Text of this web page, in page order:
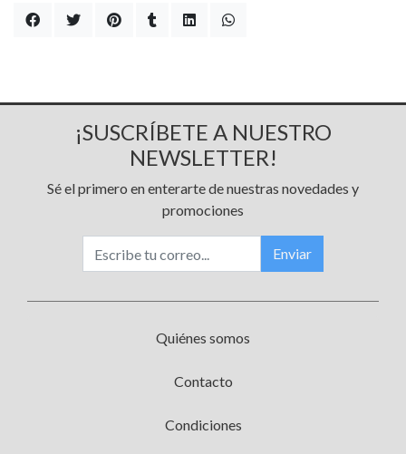
¡SUSCRÍBETE A NUESTRO
NEWSLETTER!
Sé el primero en enterarte de nuestras novedades y
promociones
Enviar
Quiénes somos
Contacto
Condiciones